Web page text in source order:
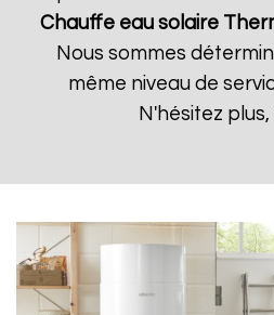
Chauffe eau solaire
Nous sommes
même niveau de
N'hésitez